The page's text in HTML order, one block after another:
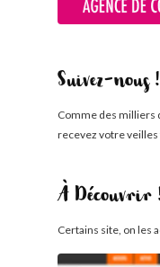
Suivez-nous !
Comme des milliers
recevez votre veilles
À Découvrir
Certains site, on les